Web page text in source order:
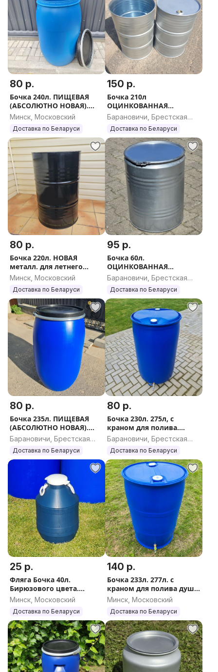
80 р.
Бочка 240л. ПИЩЕВАЯ
(АБСОЛЮТНО НОВАЯ).
ДОСТАВКА по Беларуси.
Вышлю ЕВРОПОЧТОЙ.
ПОЧТОЙ
Минск, Московский
Доставка по Беларуси
150 р.
Бочка 210л
ОЦИНКОВАННАЯ
ПИЩЕВАЯ (НОВАЯ).
Доставка по Беларуси.
Вышлю ЕВРОПОЧТОЙ/
Почтой.
Барановичи, Брестская
область
Доставка по Беларуси
80 р.
Бочка 220л. НОВАЯ
металл. для летнего
душа, бани, полива.
ДОСТАВКА по Беларуси.
Вышлю ЕВРОПОЧТОЙ.
Минск, Московский
Доставка по Беларуси
95 р.
Бочка 60л.
ОЦИНКОВАННАЯ
(АБСОЛЮНО НОВАЯ)
ПИЩЕВАЯ. Доставка по
Беларуси. Вышлю
ЕВРОПОЧТОЙ/Почтой.
Барановичи, Брестская
область
Доставка по Беларуси
80 р.
Бочка 235л. ПИЩЕВАЯ
(АБСОЛЮТНО НОВАЯ).
ДОСТАВКА по Беларуси.
Вышлю ЕВРОПОЧТОЙ /
Почтой.
Барановичи, Брестская
область
Доставка по Беларуси
80 р.
Бочка 230л. 275л, с
краном для полива.
ПИЩЕВАЯ (Новая)
Доставка по Беларуси.
Вышлю ЕВРОПОЧТОЙ/
Почтой
Барановичи, Брестская
область
Доставка по Беларуси
25 р.
Фляга Бочка 40л.
Бирюзового цвета.
ПИЩЕВАЯ. НОВАЯ.
(ДОСТАВКА по РБ).
Вышлю Европочтой/
Почтой.
Минск, Московский
Доставка по Беларуси
140 р.
Бочка 233л. 277л. с
краном для полива душа
ПИЩЕВАЯ (НОВАЯ)
Доставка по Беларуси.
Вышлю ЕВРОПОЧТОЙ
Минск, Московский
Доставка по Беларуси